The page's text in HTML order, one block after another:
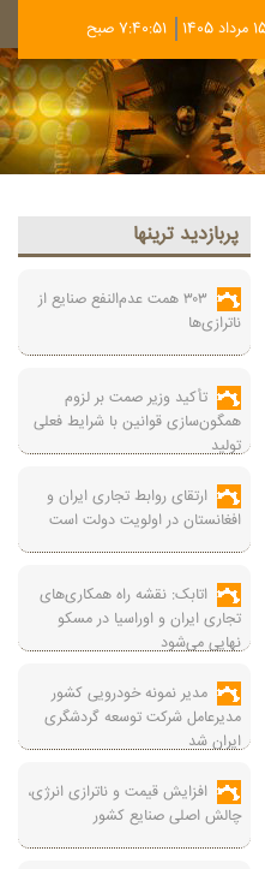
7:40:51 صبح
پربازديد ترينها
۳۰۳ همت عدم‌النفع صنایع از
ناترازی‌ها
تأکید وزیر صمت بر لزوم
همگون‌سازی قوانین با شرایط فعلی
تولید
ارتقای روابط تجاری ایران و
افغانستان در اولویت دولت است
اتابک: نقشه راه همکاری‌های
تجاری ایران و اوراسیا در مسکو
نهایی می‌شود
مدیر نمونه خودرویی کشور
مدیرعامل شرکت توسعه گردشگری
ایران شد
افزایش قیمت و ناترازی انرژی،
چالش اصلی صنایع کشور